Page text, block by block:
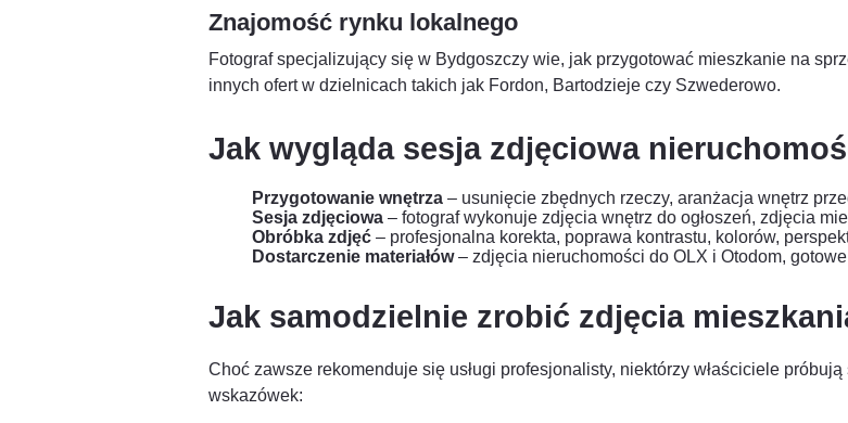
Znajomość rynku lokalnego
Fotograf specjalizujący się w Bydgoszczy wie, jak przygotować mieszkanie na
innych ofert w dzielnicach takich jak Fordon, Bartodzieje czy Szwederowo.
Jak wygląda sesja zdjęciowa
Przygotowanie wnętrza– usunięcie zbędnych rzeczy, aranżacja wnętrz
Sesja zdjęciowa– fotograf wykonuje zdjęcia wnętrz do ogłoszeń, zdjęcia
Obróbka zdjęć– profesjonalna korekta, poprawa kontrastu, kolorów,
Dostarczenie materiałów– zdjęcia nieruchomości do OLX i Otodom,
Jak samodzielnie zrobić zdjęcia
Choć zawsze rekomenduje się usługi profesjonalisty, niektórzy właściciele
wskazówek: